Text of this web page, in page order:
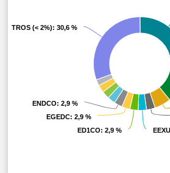
ED1CO: 2,9 %
ED1CO: 2,9 %
EGEDC: 2,9 %
EGEDC: 2,9 %
ENDCO: 2,9 %
ENDCO: 2,9 %
OTROS (< 2%): 30,6 %
OTROS (< 2%): 30,6 %